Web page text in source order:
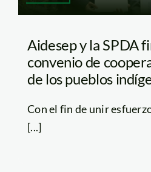
Aidesep y la SPDA
convenio de
de los pueblos
Con el fin de unir
[...]